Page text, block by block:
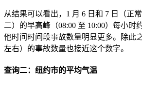
从结果可以看出，1 月 6 日和 7 日（正
二）的早高峰（08:00 至 10:00）每小时
他时间时间段事故数量明显更多。除此
左右）的事故数量也接近这个数字。
查询二：纽约市的平均气温